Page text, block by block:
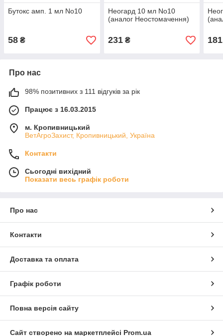
Бутокс амп. 1 мл No10
58 ₴
Неогард 10 мл No10
(аналог Неостомачення)
231₴ 181
Про нас
98% позитивних з 111 відгуків за рік
Працює з 16.03.2015
м. Кропивницький
ВетАгроЗахист, Кропивницький, Україна
Контакти
Сьогодні вихідний
Показати весь графік роботи
Про нас
Контакти
Доставка та оплата
Графік роботи
Повна версія сайту
Сайт створено на маркетплейсі Prom.ua